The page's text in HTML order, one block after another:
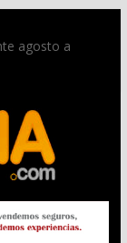
agosto a
de
Cruz Roja
Festera
imágenes
Marqués de